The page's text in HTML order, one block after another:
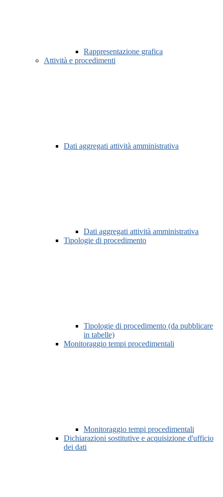
Rappresentazione grafica
Attività e procedimenti
Dati aggregati attività amministrativa
Dati aggregati attività amministrativa
Tipologie di procedimento
Tipologie di procedimento (da pubblicare
in tabelle)
Monitoraggio tempi procedimentali
Monitoraggio tempi procedimentali
Dichiarazioni sostitutive e acquisizione d'ufficio
dei dati